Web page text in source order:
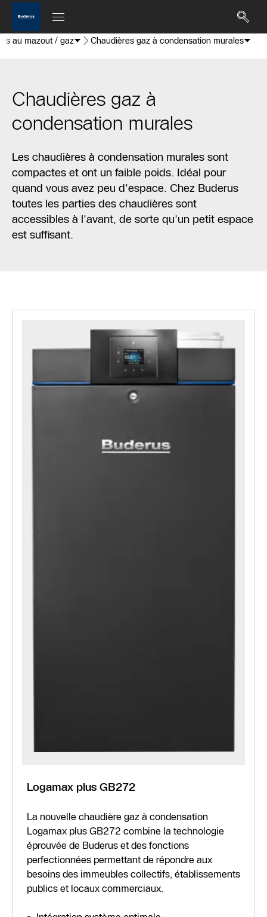
au mazout / gaz Chaudières gaz à condensation murales
Chaudières gaz à
condensation murales
Les chaudières à condensation murales sont
compactes et ont un faible poids. Idéal pour
quand vous avez peu d'espace. Chez Buderus
toutes les parties des chaudières sont
accessibles à l'avant, de sorte qu'un petit espace
est suffisant.
Logamax plus GB272
La nouvelle chaudière gaz à condensation
Logamax plus GB272 combine la technologie
éprouvée de Buderus et des fonctions
perfectionnées permettant de répondre aux
besoins des immeubles collectifs, établissements
publics et locaux commerciaux.